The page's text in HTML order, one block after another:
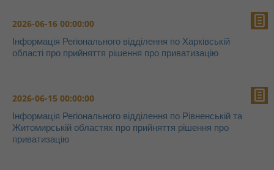
2026-06-16 00:00:00
Інформація Регіонального відділення по Харківській
області про прийняття рішення про приватизацію
2026-06-15 00:00:00
Інформація Регіонального відділення по Рівненській та
Житомирській областях про прийняття рішення про
приватизацію